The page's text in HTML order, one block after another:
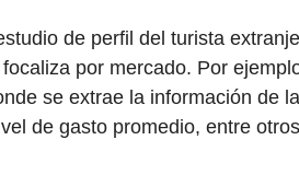
de perfil del turista
por mercado. Por
se extrae la información de
de gasto promedio, entre